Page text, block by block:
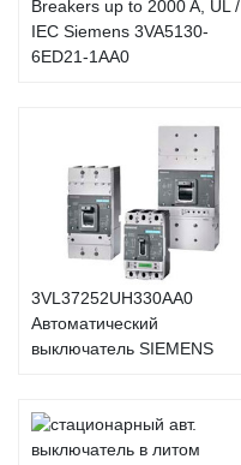
Breakers up to 2000 A, UL /
IEC Siemens 3VA5130-
6ED21-1AA0
3VL37252UH330AA0
Автоматический
выключатель SIEMENS